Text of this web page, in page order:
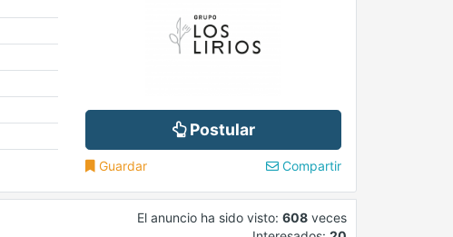
Postular
Guardar Compartir
El anuncio ha sido visto: 608 veces